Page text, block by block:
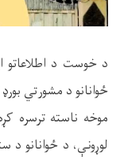
د خوست د
ځوانانو د مشورتي
موخه ناسته ترسره
لوړونې، د ځوانانو د